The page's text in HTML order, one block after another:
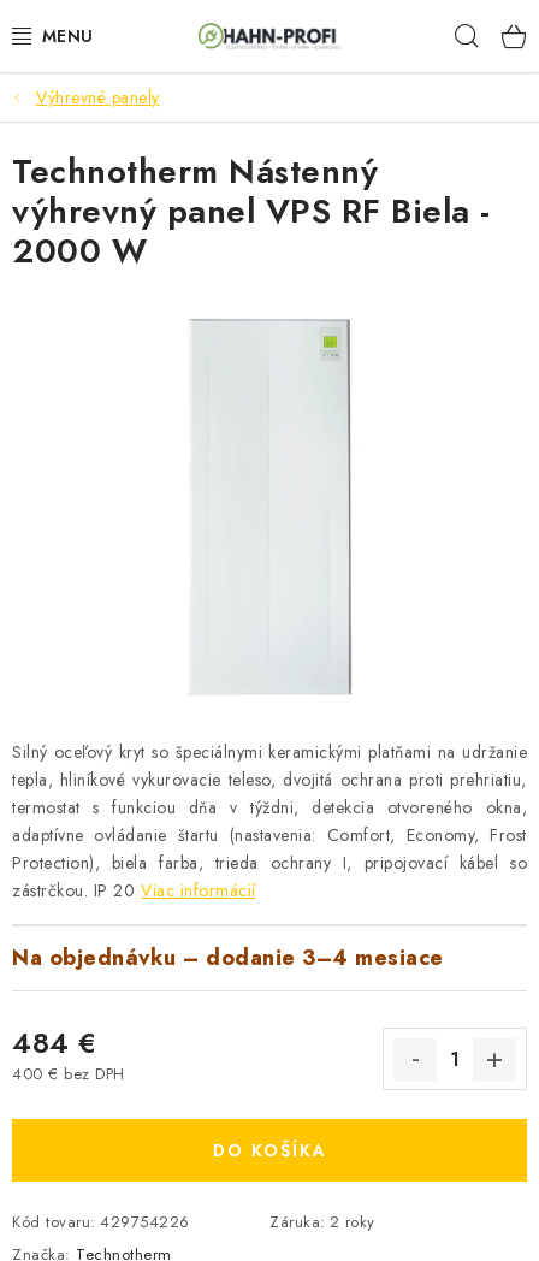
na
ELEKTROCENTRÁLY
ZAHRADNÍ TECHNIKA
STAVEBNÁ TECHNIKA
BLOG
REFERENCIE
Obchodné podmienky
Zásady ochrany osobných údajov
Výhrevné panely
Silný oceľový kryt so špeciálnymi keramickými platňami na udržanie
tepla, hliníkové vykurovacie teleso, dvojitá ochrana proti prehriatiu,
termostat s funkciou dňa v týždni, detekcia otvoreného okna,
adaptívne ovládanie štartu (nastavenia: Comfort, Economy, Frost
Protection), biela farba, trieda ochrany I, pripojovací kábel so
zástrčkou. IP 20 Viac informácií
Na objednávku – dodanie 3–4 mesiace
484 €
400 € bez DPH
DO KOŠÍKA
Kód tovaru: 429754226 Záruka: 2 roky
Značka: Technotherm
Technotherm Nástenný
výhrevný panel VPS RF Biela -
2000 W